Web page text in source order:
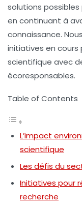
solutions
en continuant à
connaissance.
initiatives en cours
scientifique avec
écoresponsables.
Table of Contents
L’impact
scientifique
Les défis du
Initiatives pour
recherche